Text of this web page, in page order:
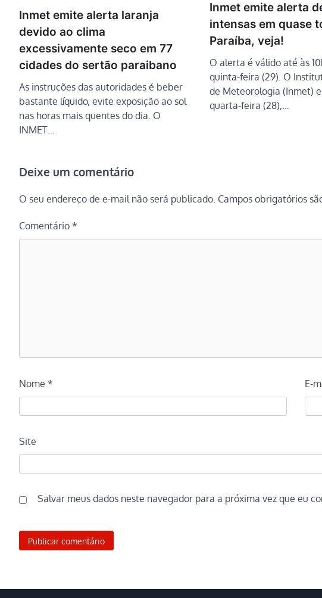
Inmet emite alerta laranja
devido ao clima
excessivamente seco em 77
cidades do sertão paraibano
As instruções das autoridades é beber
bastante líquido, evite exposição ao sol
nas horas mais quentes do dia. O
INMET…
Inmet emite alerta
intensas em quase
Paraíba, veja!
O alerta é válido até às
quinta-feira (29). O
de Meteorologia (Inmet)
quarta-feira (28),…
Deixe um comentário
O seu endereço de e-mail não será publicado. Campos obrigatórios
Comentário *
Nome * E-
Site
Salvar meus dados neste navegador para a próxima vez que eu